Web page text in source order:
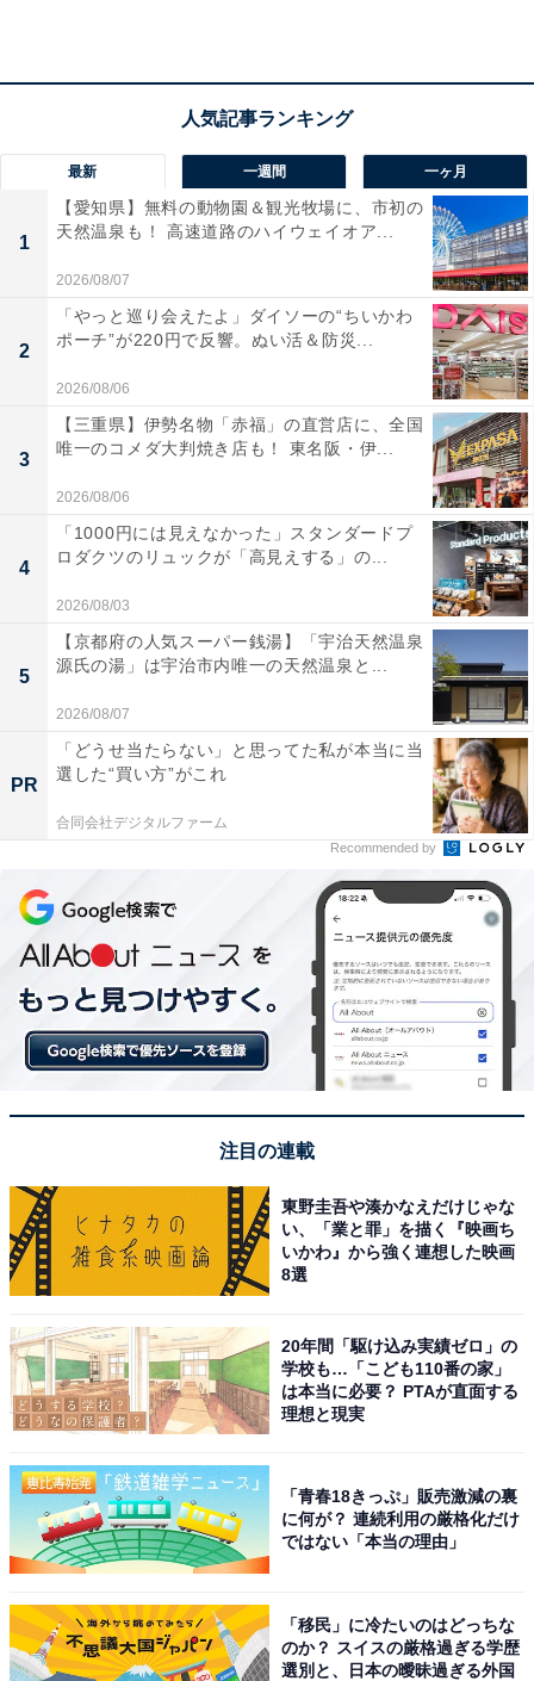
ト調査では、下記のような評価が寄せられています。
幻想的な街並み
「ジブリの世界観に似ているから」（20代男性／愛
知県）
「灯が灯る頃の幻想的な雰囲気が外国人にも受けそ
＜関連記事＞
山形県で「外国人観光客にすすめたい温泉地」ランキン
グ！ 2位「銀山温泉」を抑えた1位は？
「冬には雪景色が美しく、まるでタイムスリップし
たかのような雰囲気を楽しめるから」（40代男性／
静岡県）
「日本の冬を楽しむには絶好の場所なので」（40代
男性／大阪府）
＜関連記事＞
「1人旅で行きたい山形県の温泉地」ランキング！ 2位
ノスタルジックな雰囲気
「大正ロマンを感じる建物が並ぶ街並みに一目惚れ
しました。夜の景色もきれいだと評判で、夏の涼し
い夕方にゆっくり歩いてみたい場所です」（70代男
性／秋田県）
秋に行きたい「山形県の温泉地」ランキング！ 2位「銀
山温泉」を抑えた圧倒的1位は？【2025年調査】
最新 一週間 一ヶ月
1
【愛知県】無料の動物園＆観光牧場に、市初の
天然温泉も！ 高速道路のハイウェイオア...
2026/08/07
2
「やっと巡り会えたよ」ダイソーの“ちいかわ
ポーチ”が220円で反響。ぬい活＆防災...
2026/08/06
3
【三重県】伊勢名物「赤福」の直営店に、全国
唯一のコメダ大判焼き店も！ 東名阪・伊...
2026/08/06
4
「1000円には見えなかった」スタンダードプ
ロダクツのリュックが「高見えする」の...
2026/08/03
5
【京都府の人気スーパー銭湯】「宇治天然温泉
源氏の湯」は宇治市内唯一の天然温泉と...
2026/08/07
PR
「どうせ当たらない」と思ってた私が本当に当
選した“買い方”がこれ
合同会社デジタルファーム
Recommended by
注目の連載
東野圭吾や湊かなえだけじゃな
い、「業と罪」を描く『映画ち
いかわ』から強く連想した映画
8選
20年間「駆け込み実績ゼロ」の
学校も…「こども110番の家」
は本当に必要？ PTAが直面する
理想と現実
「青春18きっぷ」販売激減の裏
に何が？ 連続利用の厳格化だけ
ではない「本当の理由」
「移民」に冷たいのはどっちな
のか？ スイスの厳格過ぎる学歴
選別と、日本の曖昧過ぎる外国